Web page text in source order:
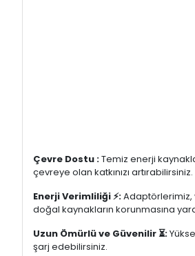
Çevre Dostu :Temiz enerji
çevreye olan katkınızı artırabilirsiniz.
Enerji Verimliliği ⚡:Adaptörlerimiz,
doğal kaynakların korunmasına
Uzun Ömürlü ve Güvenilir ⏳:
şarj edebilirsiniz.